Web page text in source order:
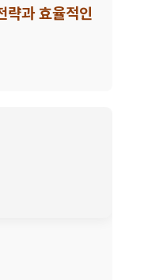
략과 효율적인